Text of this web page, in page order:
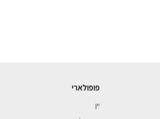
פופולארי
יין